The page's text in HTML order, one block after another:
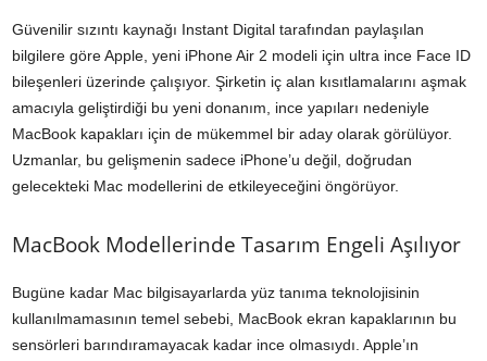
Güvenilir sızıntı kaynağı Instant Digital tarafından paylaşılan
bilgilere göre Apple, yeni iPhone Air 2 modeli için ultra ince Face ID
bileşenleri üzerinde çalışıyor. Şirketin iç alan kısıtlamalarını aşmak
amacıyla geliştirdiği bu yeni donanım, ince yapıları nedeniyle
MacBook kapakları için de mükemmel bir aday olarak görülüyor.
Uzmanlar, bu gelişmenin sadece iPhone’u değil, doğrudan
gelecekteki Mac modellerini de etkileyeceğini öngörüyor.
MacBook Modellerinde Tasarım Engeli Aşılıyor
Bugüne kadar Mac bilgisayarlarda yüz tanıma teknolojisinin
kullanılmamasının temel sebebi, MacBook ekran kapaklarının bu
sensörleri barındıramayacak kadar ince olmasıydı. Apple’ın